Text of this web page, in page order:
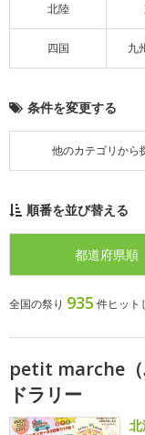
北陸
四国 九
条件を変更する
他のカテゴリから
順番を並び替える
都道府県順
全国の祭り 935 件ヒット
petit marche
ドラリー